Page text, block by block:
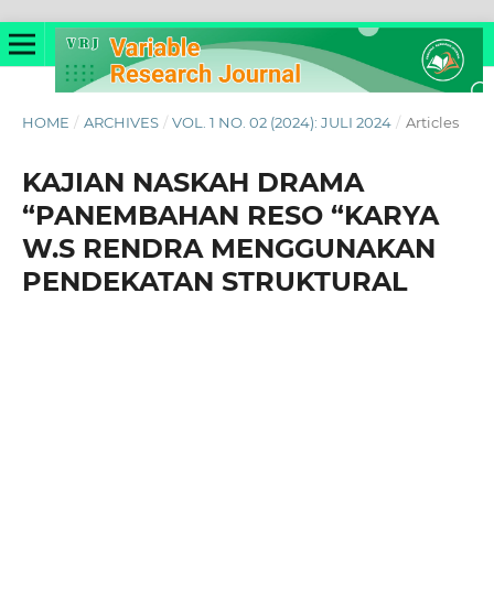
HOME / ARCHIVES / VOL. 1 NO. 02 (2024): JULI 2024 / Articles
KAJIAN NASKAH DRAMA
“PANEMBAHAN RESO “KARYA
W.S RENDRA MENGGUNAKAN
PENDEKATAN STRUKTURAL